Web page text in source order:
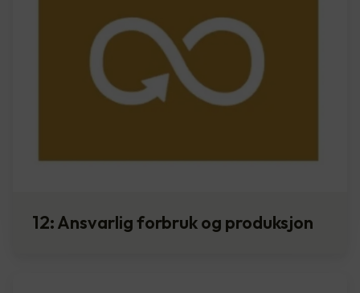
12: Ansvarlig forbruk og produksjon